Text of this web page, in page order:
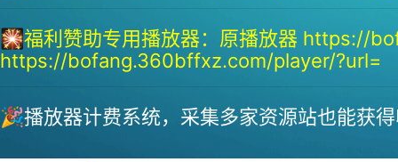
🎇福利赞助专用播放器： 原播放器 https://
https://bofang.360bffxz.com/player/?url=
🎉播放器计费系统，采集多家资源站也能获